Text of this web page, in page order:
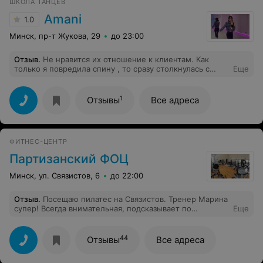
ШКОЛА ТАНЦЕВ
1.0 Amani
Минск, пр-т Жукова, 29 до 23:00
Отзыв. Не нравится их отношение к клиентам. Как
только я повредила спину , то сразу столкнулась с
некоторое время любые занятия. И три моих занятия
пропало. Их не сохранили, хотя я просила.
Больничный мне дали потому что я самозанятая, а
студия на встречу не пошла.
Еще
Отзывы1 Все адреса
ФИТНЕС-ЦЕНТР
Партизанский ФОЦ
Минск, ул. Связистов, 6 до 22:00
Отзыв. Посещаю пилатес на Связистов. Тренер Марина
супер! Всегда внимательная, подсказывает по
думала что пилатес это скучно, но теперь это мое
любимое место для посещения. Всем рекомендую!!
Еще
Отзывы44 Все адреса